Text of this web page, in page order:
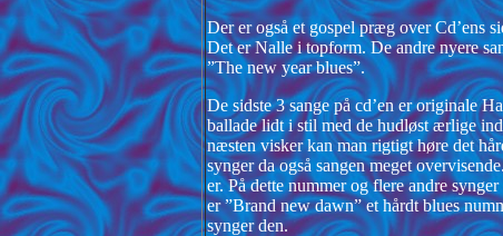
Der er også et gospel præg over Cd’ens
Det er Nalle i topform. De andre nyere
”The new year blues”.
De sidste 3 sange på cd’en er originale
ballade lidt i stil med de hudløst ærlige
næsten visker kan man rigtigt høre det
synger da også sangen meget
er. På dette nummer og flere andre
er ”Brand new dawn” et hårdt blues
synger den.